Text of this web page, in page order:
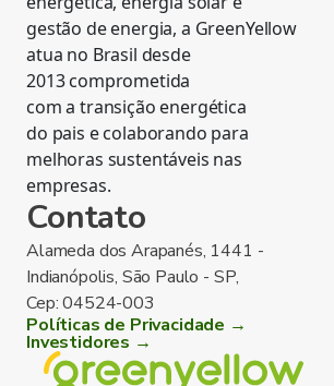
gestão de energia, a GreenYellow
atua no Brasil desde
2013 comprometida
com a transição energética
do pais e colaborando para
melhoras sustentáveis nas
empresas.
Contato
Alameda dos Arapanés, 1441 -
Indianópolis, São Paulo - SP,
Cep: 04524-003
Políticas de Privacidade →
Investidores →